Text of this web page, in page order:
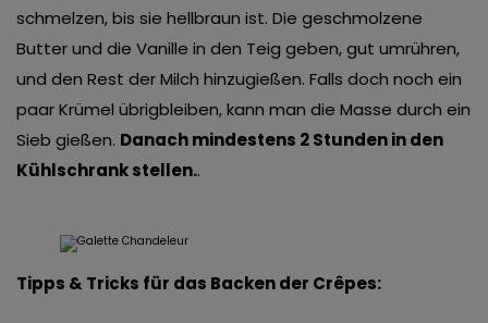
schmelzen, bis sie hellbraun ist. Die geschmolzene
Butter und die Vanille in den Teig geben, gut umrühren,
und den Rest der Milch hinzugießen. Falls doch noch ein
paar Krümel übrigbleiben, kann man die Masse durch ein
Sieb gießen. Danach mindestens 2 Stunden in den
Kühlschrank stellen..
Tipps & Tricks für das Backen der Crêpes: